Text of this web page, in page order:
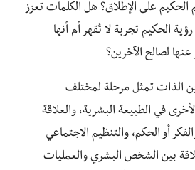
الحكيم على الإطلاق؟ هل الكلمات تعزز
الحكيم تجربة لا تُقهر أم أنها
لصالح الآخرين؟
الذات تمثل مرحلة لمختلف
في الطبيعة البشرية، والعلاقة
أو الحكم، والتنظيم الاجتماعي
بين الشخص البشري والعمليات